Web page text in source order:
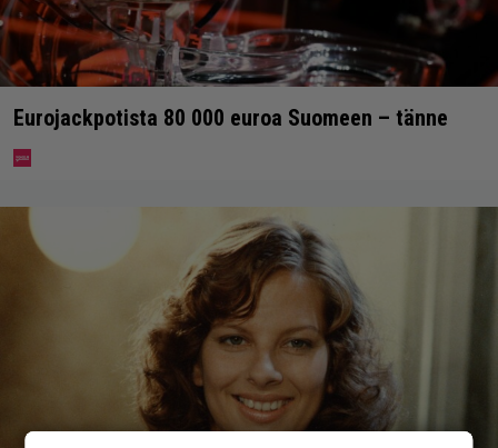
Eurojackpotista 80 000 euroa Suomeen – tänne